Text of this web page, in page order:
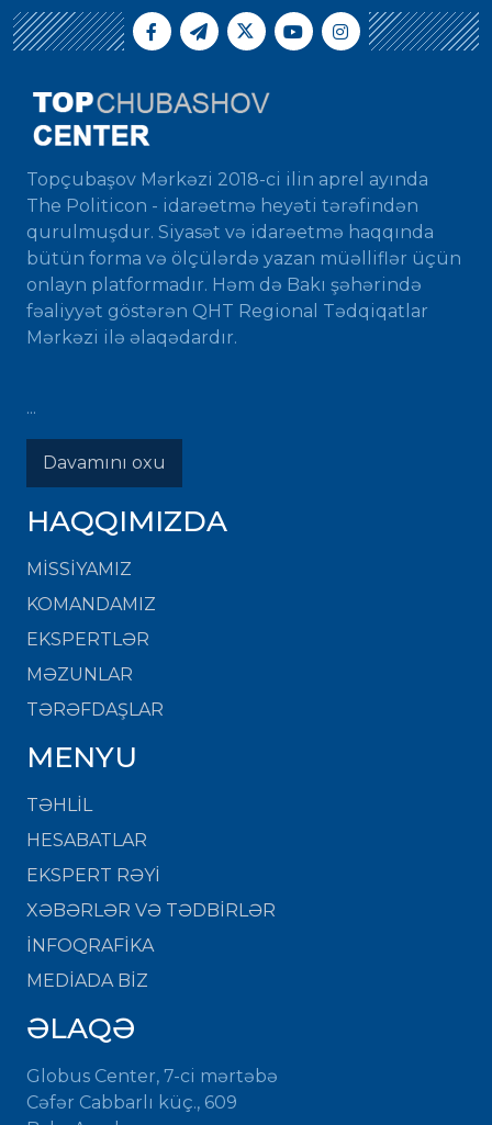
Topçubaşov Mərkəzi 2018-ci ilin aprel ayında
The Politicon - idarəetmə heyəti tərəfindən
qurulmuşdur. Siyasət və idarəetmə haqqında
bütün forma və ölçülərdə yazan müəlliflər üçün
onlayn platformadır. Həm də Bakı şəhərində
fəaliyyət göstərən QHT Regional Tədqiqatlar
Mərkəzi ilə əlaqədardır.
...
Davamını oxu
HAQQIMIZDA
MISSIYAMIZ
KOMANDAMIZ
EKSPERTLƏR
MƏZUNLAR
TƏRƏFDAŞLAR
MENYU
TƏHLİL
HESABATLAR
EKSPERT RƏYİ
XƏBƏRLƏR VƏ TƏDBİRLƏR
İNFOQRAFİKA
MEDİADA BİZ
ƏLAQƏ
Globus Center, 7-ci mərtəbə
Cəfər Cabbarlı küç., 609